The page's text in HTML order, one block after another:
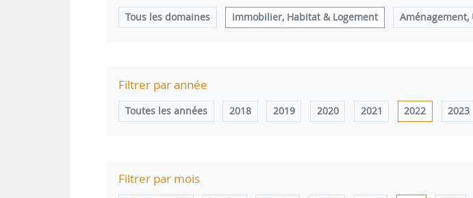
Tous les domaines Immobilier, Habitat & Logement Aménagement,
Filtrer par année
Toutes les années 2018 2019 2020 2021 2022 2023
Filtrer par mois